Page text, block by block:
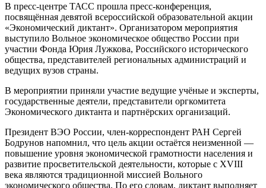
В пресс-центре ТАСС прошла пресс-конференция,
посвящённая девятой всероссийской образовательной акции
«Экономический диктант». Организатором мероприятия
выступило Вольное экономическое общество России при
участии Фонда Юрия Лужкова, Российского исторического
общества, представителей региональных администраций и
ведущих вузов страны.
В мероприятии приняли участие ведущие учёные и эксперты,
государственные деятели, представители оргкомитета
Экономического диктанта и партнёрских организаций.
Президент ВЭО России, член-корреспондент РАН Сергей
Бодрунов напомнил, что цель акции остаётся неизменной —
повышение уровня экономической грамотности населения и
развитие просветительской деятельности, которые с XVIII
века являются традиционной миссией Вольного
экономического общества. По его словам, диктант выполняет